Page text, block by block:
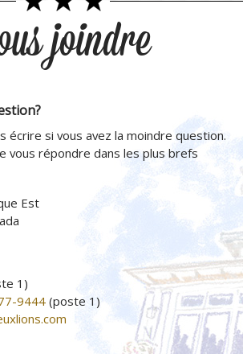
joindre
écrire si vous avez la moindre question.
vous répondre dans les plus brefs
Est
1)
9444 (poste 1)